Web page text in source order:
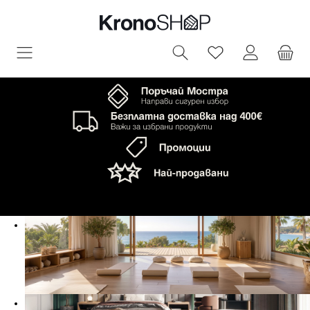
съдържание
Имате 0